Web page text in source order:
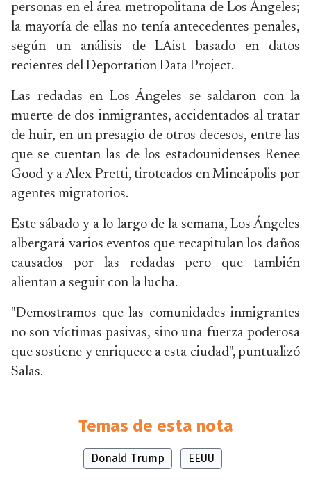
personas en el área metropolitana de Los Ángeles;
la mayoría de ellas no tenía antecedentes penales,
según un análisis de LAist basado en datos
recientes del Deportation Data Project.
Las redadas en Los Ángeles se saldaron con la
muerte de dos inmigrantes, accidentados al tratar
de huir, en un presagio de otros decesos, entre las
que se cuentan las de los estadounidenses Renee
Good y a Alex Pretti, tiroteados en Mineápolis por
agentes migratorios.
Este sábado y a lo largo de la semana, Los Ángeles
albergará varios eventos que recapitulan los daños
causados por las redadas pero que también
alientan a seguir con la lucha.
"Demostramos que las comunidades inmigrantes
no son víctimas pasivas, sino una fuerza poderosa
que sostiene y enriquece a esta ciudad", puntualizó
Salas.
Temas de esta nota
Donald Trump EEUU